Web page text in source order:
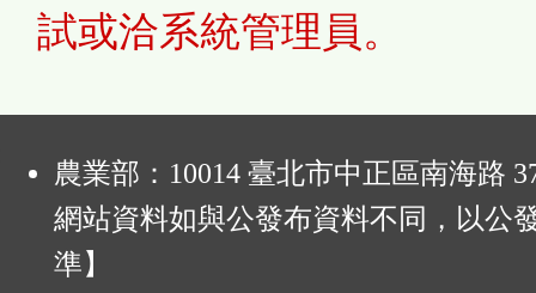
試或洽系統管理員。
農業部：10014 臺北市中正區南海路
網站資料如與公發布資料不同，以公
準】